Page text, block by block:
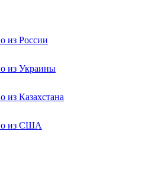
из России
из Украины
из Казахстана
из США